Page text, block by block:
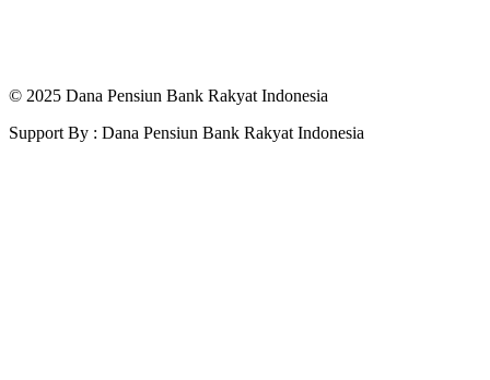
© 2025 Dana Pensiun Bank Rakyat Indonesia
Support By : Dana Pensiun Bank Rakyat Indonesia